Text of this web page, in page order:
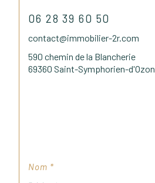
06 28 39 60 50
contact@immobilier-2r.com
590 chemin de la Blancherie
69360 Saint-Symphorien-d'Ozon
Nom *